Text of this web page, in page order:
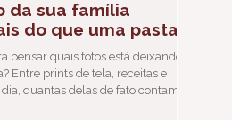
da sua família
do que uma pasta
pensar quais fotos está deixando
Entre prints de tela, receitas e
quantas delas de fato contam a